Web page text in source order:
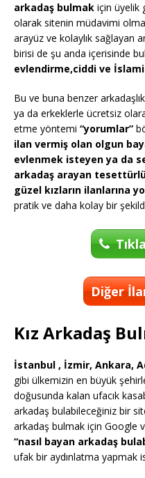
arkadaş bulmak için üyelik
olarak sitenin müdavimi
arayüz ve kolaylık sağlayan
birisi de şu anda içerisinde
evlendirme,ciddi ve
Bu ve buna benzer
ya da erkeklerle ücretsiz
etme yöntemi “yorumlar”
ilan vermiş olan olgun
evlenmek isteyen ya da
arkadaş arayan tesettürlü
güzel kızların ilanlarına
pratik ve daha kolay bir
Diğer
Kız Arkadaş
İstanbul , İzmir, Ankara,
gibi ülkemizin en büyük
doğusunda kalan ufacık
arkadaş bulabileceğiniz bir
arkadaş bulmak için Google
“nasıl bayan arkadaş
ufak bir aydınlatma yapmak